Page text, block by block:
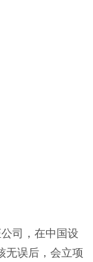
司，在中国设
无误后，会立项